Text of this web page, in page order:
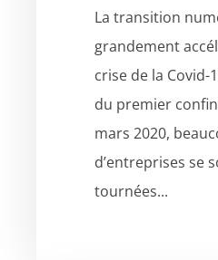
La transition
grandement
crise de la Covid-
du premier
mars 2020,
d’entreprises se
tournées...